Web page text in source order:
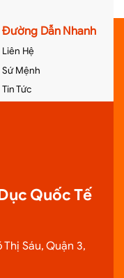
Đường Dẫn Nhanh
Liên Hệ
Sứ Mệnh
Tin Tức
Quốc Tế
Sáu, Quận 3,